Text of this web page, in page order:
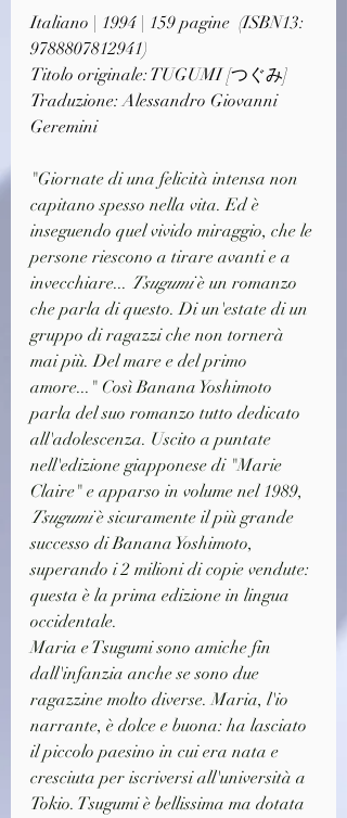
Italiano | 1994 | 159 pagine  (ISBN13:
9788807812941)
Titolo originale: TUGUMI [つぐみ]
Traduzione: Alessandro Giovanni
Geremini
"Giornate di una felicità intensa non
capitano spesso nella vita. Ed è
inseguendo quel vivido miraggio, che le
persone riescono a tirare avanti e a
invecchiare... Tsugumi è un romanzo
che parla di questo. Di un'estate di un
gruppo di ragazzi che non tornerà
mai più. Del mare e del primo
amore..." Così Banana Yoshimoto
parla del suo romanzo tutto dedicato
all'adolescenza. Uscito a puntate
nell'edizione giapponese di "Marie
Claire" e apparso in volume nel 1989,
Tsugumi è sicuramente il più grande
successo di Banana Yoshimoto,
superando i 2 milioni di copie vendute:
questa è la prima edizione in lingua
occidentale.
Maria e Tsugumi sono amiche fin
dall'infanzia anche se sono due
ragazzine molto diverse. Maria, l'io
narrante, è dolce e buona: ha lasciato
il piccolo paesino in cui era nata e
cresciuta per iscriversi all'università a
Tokio. Tsugumi è bellissima ma dotata